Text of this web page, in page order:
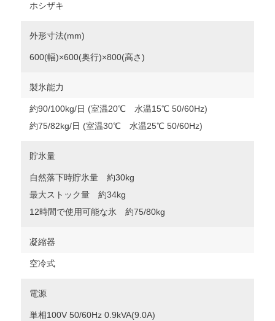
ホシザキ
外形寸法(mm)
600(幅)×600(奥行)×800(高さ)
製氷能力
約90/100kg/日 (室温20℃ 水温15℃ 50/60Hz)
約75/82kg/日 (室温30℃ 水温25℃ 50/60Hz)
貯氷量
自然落下時貯氷量 約30kg
最大ストック量 約34kg
12時間で使用可能な氷 約75/80kg
凝縮器
空冷式
電源
単相100V 50/60Hz 0.9kVA(9.0A)